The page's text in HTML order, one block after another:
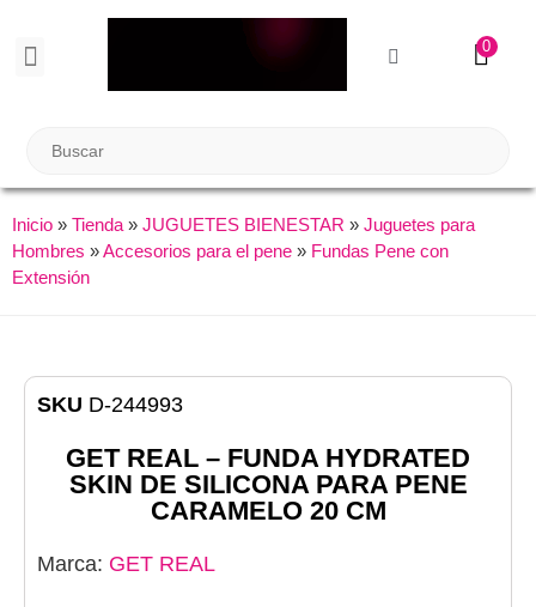
0
Inicio » Tienda » JUGUETES BIENESTAR » Juguetes para
Hombres »Accesorios para el pene » Fundas Pene con
Extensión
SKU D-244993
GET REAL – FUNDA HYDRATED
SKIN DE SILICONA PARA PENE
CARAMELO 20 CM
Marca: GET REAL